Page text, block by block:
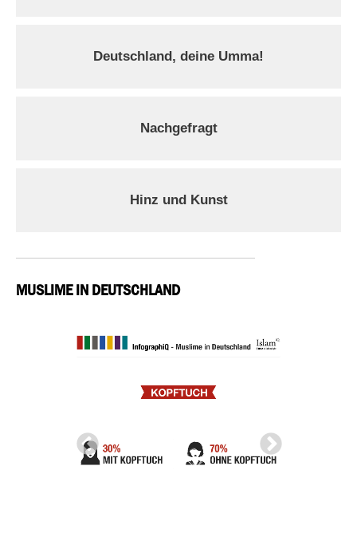
Deutschland, deine Umma!
Nachgefragt
Hinz und Kunst
MUSLIME IN DEUTSCHLAND